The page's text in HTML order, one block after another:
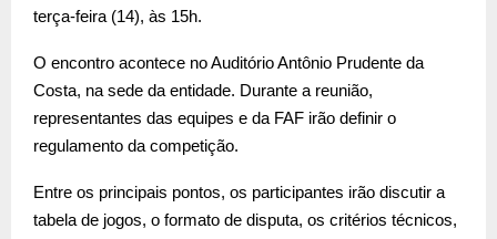
terça-feira (14), às 15h.
O encontro acontece no Auditório Antônio Prudente da
Costa, na sede da entidade. Durante a reunião,
representantes das equipes e da FAF irão definir o
regulamento da competição.
Entre os principais pontos, os participantes irão discutir a
tabela de jogos, o formato de disputa, os critérios técnicos,